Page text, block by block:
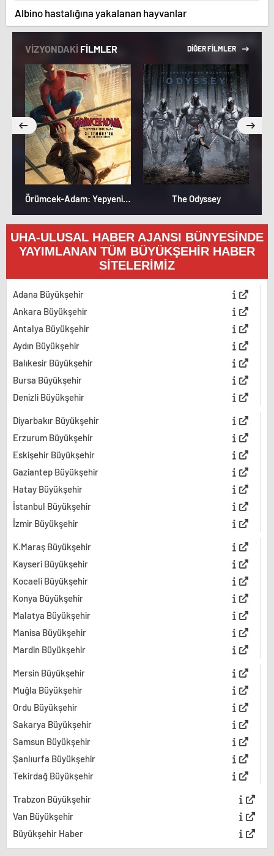
Albino hastalığına yakalanan hayvanlar
VİZYONDAKİ FİLMLER DİĞER FİLMLER
Örümcek-Adam: Yepyeni Bir Gün The Odyssey
UHA-ULUSAL HABER AJANSI BÜNYESİNDE
YAYIMLANAN TÜM BÜYÜKŞEHİR HABER
SİTELERİMİZ
Adana Büyükşehir
Ankara Büyükşehir
Antalya Büyükşehir
Aydın Büyükşehir
Balıkesir Büyükşehir
Bursa Büyükşehir
Denizli Büyükşehir
Diyarbakır Büyükşehir
Erzurum Büyükşehir
Eskişehir Büyükşehir
Gaziantep Büyükşehir
Hatay Büyükşehir
İstanbul Büyükşehir
İzmir Büyükşehir
K.Maraş Büyükşehir
Kayseri Büyükşehir
Kocaeli Büyükşehir
Konya Büyükşehir
Malatya Büyükşehir
Manisa Büyükşehir
Mardin Büyükşehir
Mersin Büyükşehir
Muğla Büyükşehir
Ordu Büyükşehir
Sakarya Büyükşehir
Samsun Büyükşehir
Şanlıurfa Büyükşehir
Tekirdağ Büyükşehir
Trabzon Büyükşehir
Van Büyükşehir
Büyükşehir Haber